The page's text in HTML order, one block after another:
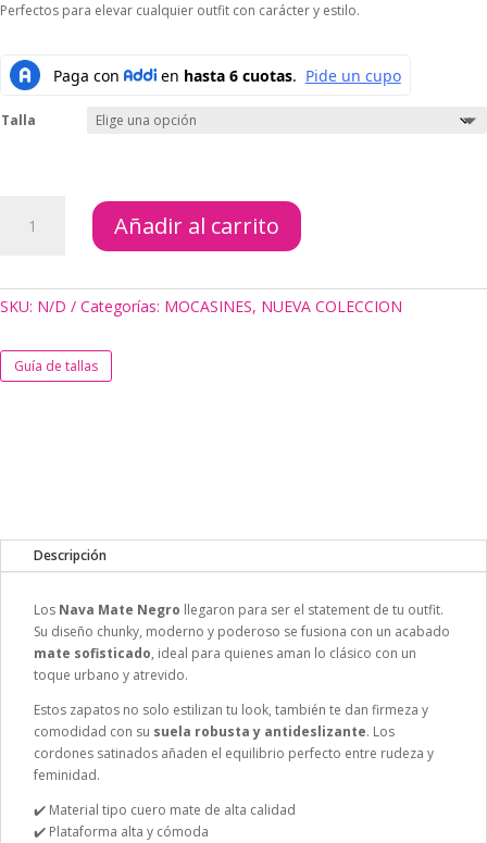
Perfectos para elevar cualquier outfit con carácter y estilo.
Talla
NAVA
cantidad
Añadir al carrito
SKU: N/D Categorías: MOCASINES, NUEVA COLECCION
Guía de tallas
Descripción
Los Nava Mate Negro llegaron para ser el statement de tu outfit.
Su diseño chunky, moderno y poderoso se fusiona con un acabado
mate sofisticado, ideal para quienes aman lo clásico con un
toque urbano y atrevido.
Estos zapatos no solo estilizan tu look, también te dan firmeza y
comodidad con su suela robusta y antideslizante. Los
cordones satinados añaden el equilibrio perfecto entre rudeza y
feminidad.
✔️ Material tipo cuero mate de alta calidad
✔️ Plataforma alta y cómoda